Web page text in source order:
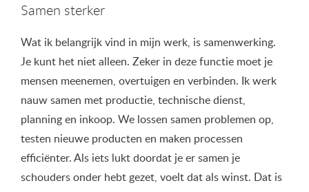
Samen sterker
Wat ik belangrijk vind in mijn werk, is samenwerking.
Je kunt het niet alleen. Zeker in deze functie moet je
mensen meenemen, overtuigen en verbinden. Ik werk
nauw samen met productie, technische dienst,
planning en inkoop. We lossen samen problemen op,
testen nieuwe producten en maken processen
efficiënter. Als iets lukt doordat je er samen je
schouders onder hebt gezet, voelt dat als winst. Dat is